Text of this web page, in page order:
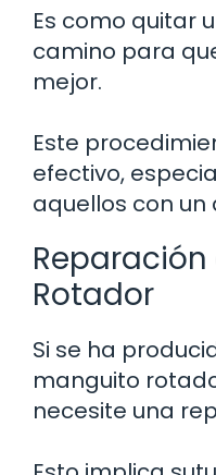
Es como quitar
camino para
mejor.
Este
efectivo,
aquellos con un
Rotador
Si se ha
manguito
necesite una